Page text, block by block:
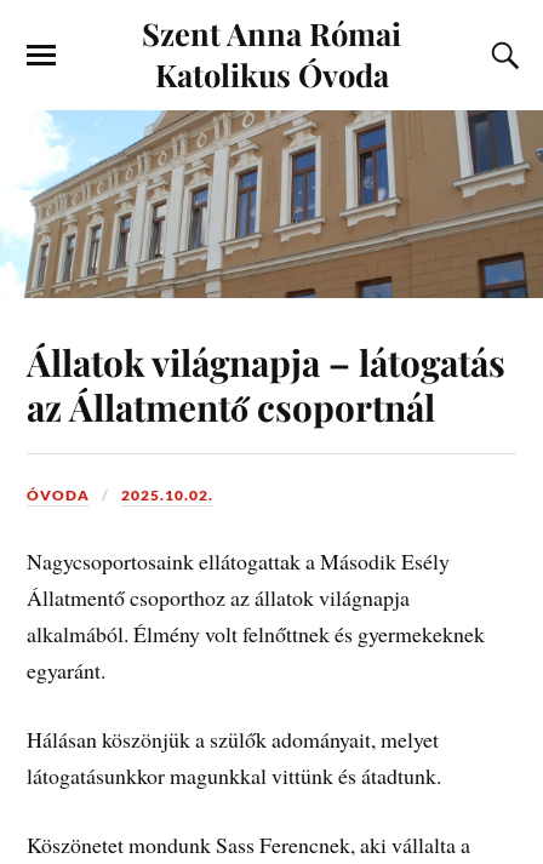
Szent Anna Római
Katolikus Óvoda
Állatok világnapja – látogatás
az Állatmentő csoportnál
ÓVODA 2025.10.02.
Nagycsoportosaink ellátogattak a Második Esély
Állatmentő csoporthoz az állatok világnapja
alkalmából. Élmény volt felnőttnek és gyermekeknek
egyaránt.
Hálásan köszönjük a szülők adományait, melyet
látogatásunkkor magunkkal vittünk és átadtunk.
Köszönetet mondunk Sass Ferencnek, aki vállalta a